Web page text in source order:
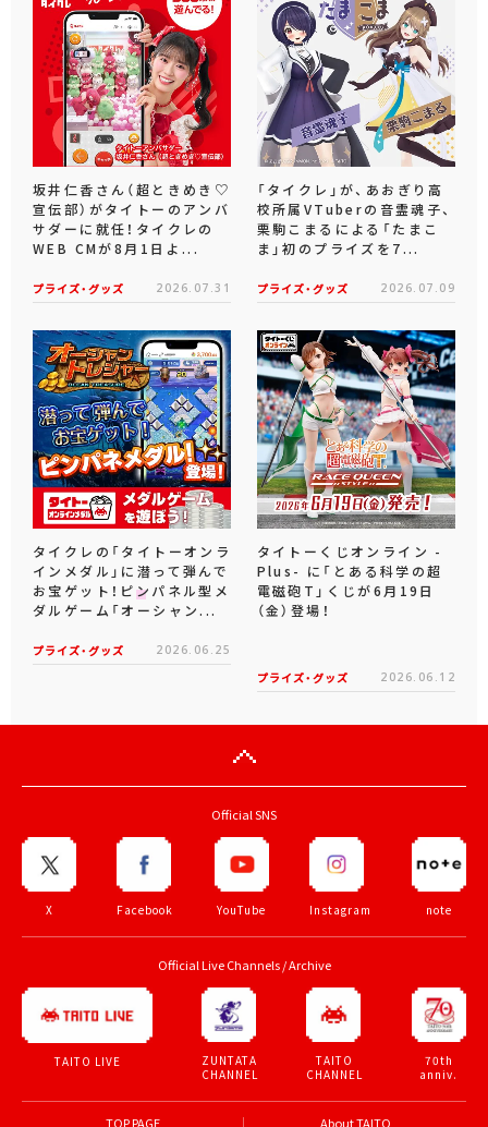
坂井仁香さん（超ときめき♡
宣伝部）がタイトーのアンバ
サダーに就任！タイクレの
WEB CMが8月1日よ...
プライズ・グッズ 2026.07.31
「タイクレ」が、あおぎり高
校所属VTuberの音霊魂子、
栗駒こまるによる「たまこ
ま」初のプライズを7...
プライズ・グッズ 2026.07.09
タイクレの「タイトーオンラ
インメダル」に潜って弾んで
お宝ゲット！ピンパネル型メ
ダルゲーム「オーシャン...
プライズ・グッズ 2026.06.25
タイトーくじオンライン -
Plus- に「とある科学の超
電磁砲T」くじが6月19日
（金）登場！
プライズ・グッズ 2026.06.12
Official SNS
X Facebook YouTube Instagram note
Official Live Channels / Archive
TAITO LIVE
ZUNTATA
CHANNEL
TAITO
CHANNEL
70th
anniv.